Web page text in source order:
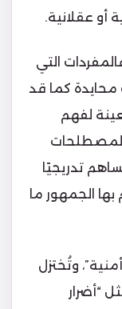
أو عقلانية.
التي
كما قد
لفهم
المصطلحات
تدريجيًا
الجمهور ما
وتُختزل
“أضرار